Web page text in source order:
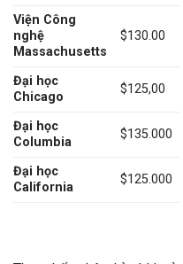
Viện Công
nghệ
Massachusetts
$130.00
Đại học
Chicago
$125,00
Đại học
Columbia
$135.000
Đại học
California
$125.000